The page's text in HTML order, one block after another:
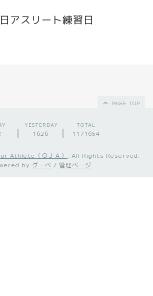
アスリート練習日
PAGE TOP
YESTERDAY
1626
TOTAL
1171654
Athlete（ＯＪＡ） . All Rights Reserved.
by グーペ / 管理ページ